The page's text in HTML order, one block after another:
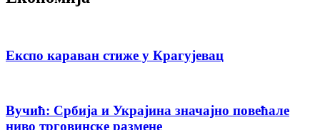
Експо караван стиже у Крагујевац
Вучић: Србија и Украјина значајно повећале
ниво трговинске размене